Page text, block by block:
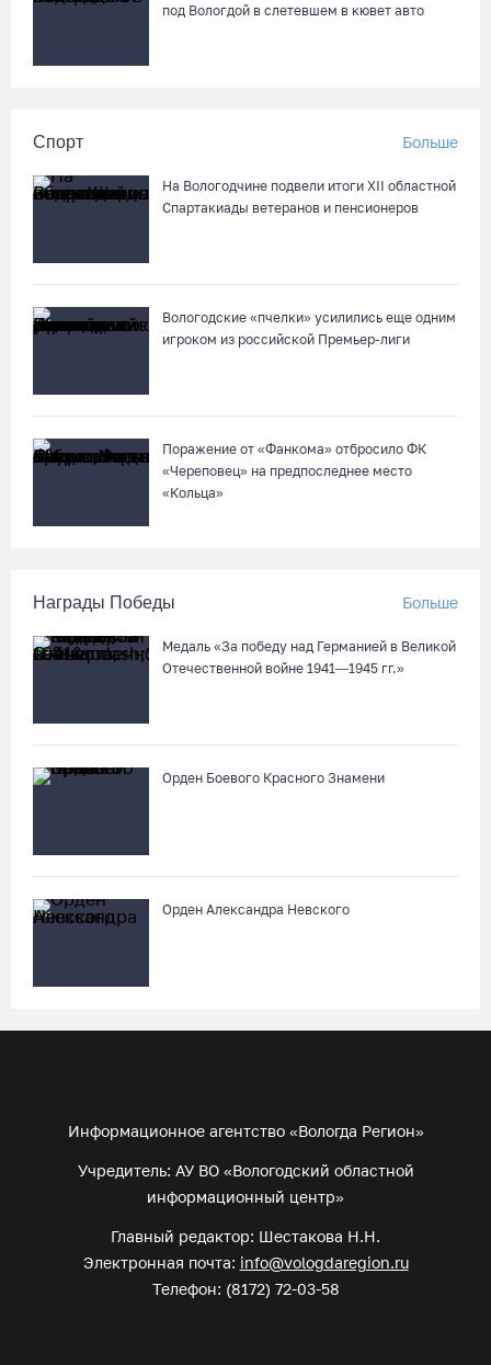
под Вологдой в слетевшем в кювет авто
Спорт Больше
На Вологодчине подвели итоги XII областной
Спартакиады ветеранов и пенсионеров
Вологодские «пчелки» усилились еще одним
игроком из российской Премьер-лиги
Поражение от «Фанкома» отбросило ФК
«Череповец» на предпоследнее место
«Кольца»
Награды Победы Больше
Медаль «За победу над Германией в Великой
Отечественной войне 1941—1945 гг.»
Орден Боевого Красного Знамени
Орден Александра Невского
Информационное агентство «Вологда Регион»
Учредитель: АУ ВО «Вологодский областной
информационный центр»
Главный редактор: Шестакова Н.Н.
Электронная почта: info@vologdaregion.ru
Телефон: (8172) 72-03-58